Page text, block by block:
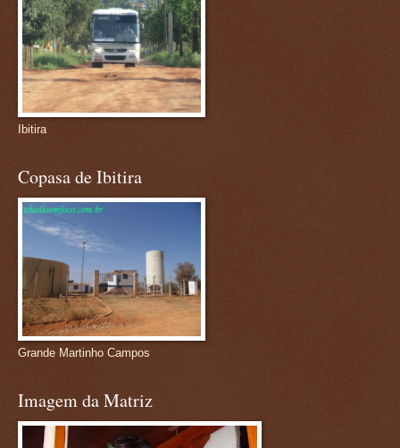
Ibitira
Copasa de Ibitira
Grande Martinho Campos
Imagem da Matriz